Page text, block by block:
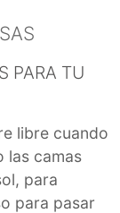
PARA TU
libre cuando
las camas
para
para pasar